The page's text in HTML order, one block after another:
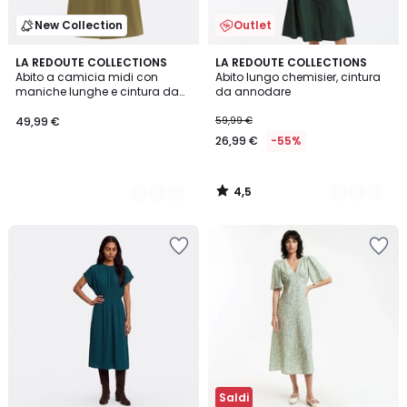
New Collection
LA REDOUTE COLLECTIONS
Abito a camicia midi con
maniche lunghe e cintura da
€.
49,99 €
2
Colori
Outlet
LA REDOUTE COLLECTIONS
Abito lungo chemisier, cintura
da annodare
59,99 €
26,99 € -55%
4,5
/ 5
2
Colori
4,5
/
Saldi